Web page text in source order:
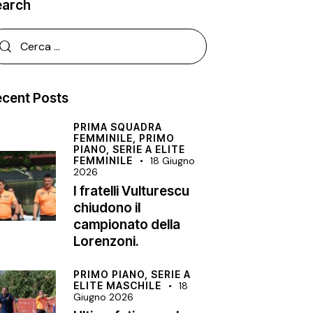
Posts
PRIMA SQUADRA
FEMMINILE, PRIMO
PIANO,SERIE A ELITE
FEMMINILE
18 Giugno
2026
I fratelli Vulturescu
chiudono il
campionato della
Lorenzoni.
PRIMO PIANO,SERIE A
ELITE MASCHILE
18
Giugno 2026